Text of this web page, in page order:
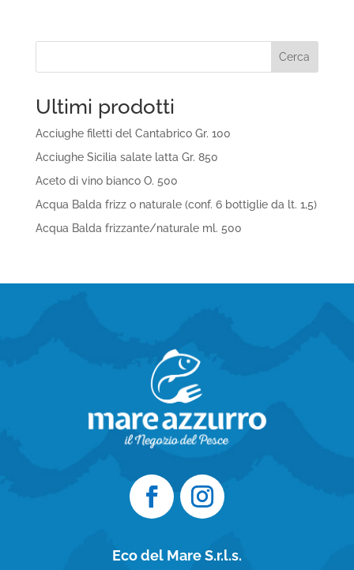
Cerca
Ultimi prodotti
Acciughe filetti del Cantabrico Gr. 100
Acciughe Sicilia salate latta Gr. 850
Aceto di vino bianco O. 500
Acqua Balda frizz o naturale (conf. 6 bottiglie da lt. 1,5)
Acqua Balda frizzante/naturale ml. 500
Eco del Mare S.r.l.s.